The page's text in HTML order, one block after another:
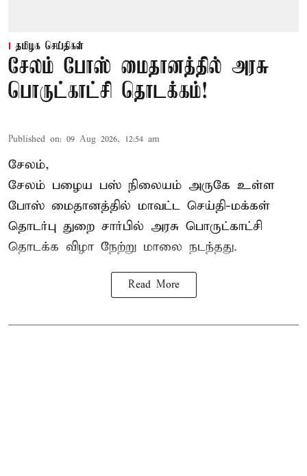
தமிழக செய்திகள்
சேலம் போஸ் மைதானத்தில் அரசு
பொருட்காட்சி தொடக்கம்!
Published on: 09 Aug 2026, 12:54 am
சேலம்,
சேலம் பழைய பஸ் நிலையம் அருகே உள்ள
போஸ் மைதானத்தில் மாவட்ட செய்தி-மக்கள்
தொடர்பு துறை சார்பில் அரசு பொருட்காட்சி
தொடக்க விழா நேற்று மாலை நடந்தது.
Read More